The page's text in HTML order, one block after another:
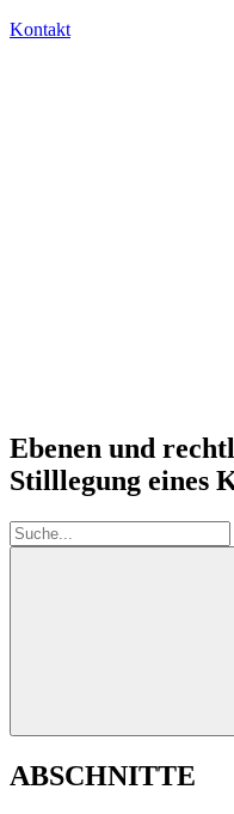
Kontakt
Ebenen und
Stilllegung eines
ABSCHNITTE